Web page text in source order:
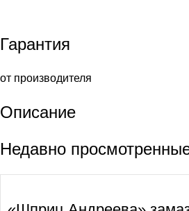
Гарантия
от производителя
Описание
Недавно